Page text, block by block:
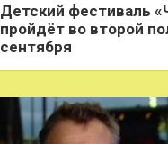
Детский фестиваль
пройдёт во второй
сентября